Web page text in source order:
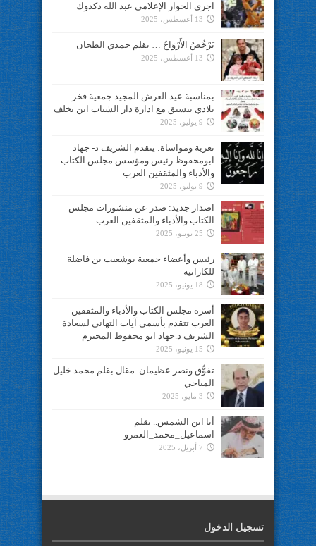
اجرى الحوار الإعلامي عبد الله دكدوك
13 أغسطس، 2025
تَرْخُصُ الأَرْوَاحُ … بقلم حمدي الطحان
13 أغسطس، 2025
بمناسبة عيد العرش المجيد جمعية فخر
بلادي تنسيق مع ادارة دار الشباب ابن يخلف
9 يوليو، 2025
تعزية ومواساة: يتقدم الشريف د- جهاد
ابومحفوظ رئيس ومؤسس مجلس الكتاب
والأدباء والمثقفين العرب
9 يوليو، 2025
اصدار جديد: صدر عن منشورات مجلس
الكتاب والأدباء والمثقفين العرب
25 يونيو، 2025
رئيس وأعضاء جمعية بوشعيب بن فاضلة
للكاراتيه
18 يونيو، 2025
أسرة مجلس الكتاب والأدباء والمثقفين
العرب تتقدم بأسمى آيات التهاني لسعادة
الشريف د.جهاد ابو محفوظ المحترم
15 يونيو، 2025
تفوُّق ونصر عظيمان..مقال بقلم محمد خليل
المياحي
3 مايو، 2025
أنا ابن الشمس.. بقلم
اسماعيل_محمد_العمرو
7 أبريل، 2025
تسجيل الدخول